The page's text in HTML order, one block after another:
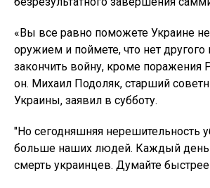
«Вы все равно поможете Украине
оружием и поймете, что нет другого
закончить войну, кроме поражения
он. Михаил Подоляк, старший
Украины, заявил в субботу.
"Но сегодняшняя нерешительность
больше наших людей. Каждый день
смерть украинцев. Думайте